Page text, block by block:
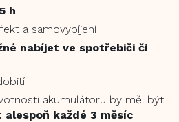
h
a samovybíjení
nabíjet ve spotřebiči či
akumulátoru by měl být
každé 3 měsíc